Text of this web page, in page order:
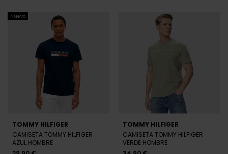
Nuevo
TOMMY HILFIGER
CAMISETA TOMMY HILFIGER
AZUL HOMBRE
TOMMY HILFIGER
CAMISETA TOMMY HILFIGER
VERDE HOMBRE